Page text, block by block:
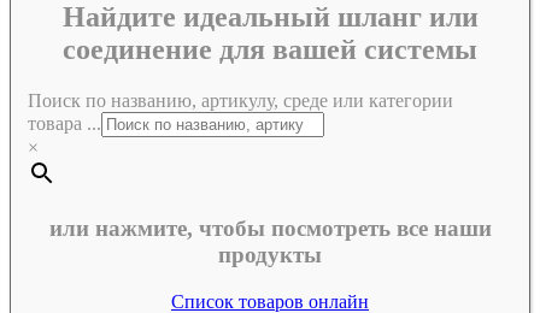
Найдите идеальный шланг или
соединение для вашей системы
Поиск по названию, артикулу, среде или категории
товара ...
×
или нажмите, чтобы посмотреть все наши
продукты
Список товаров онлайн